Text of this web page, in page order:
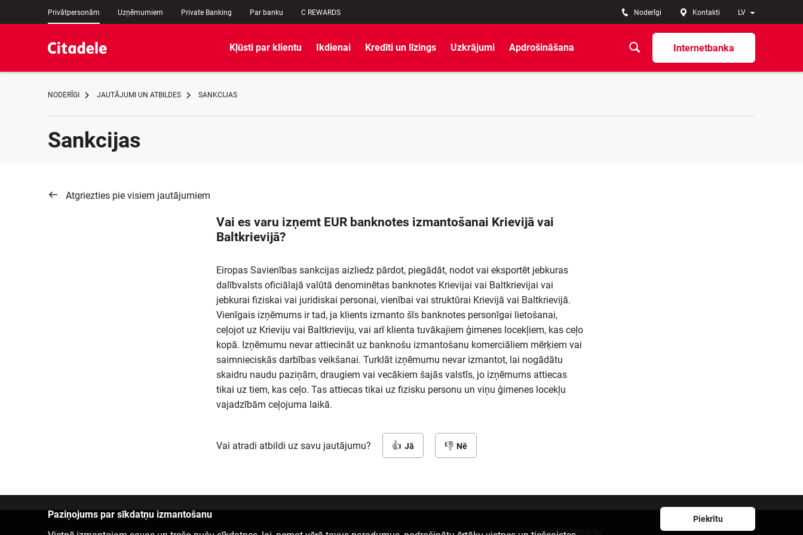
Privātpersonām Uzņēmumiem Private Banking Par banku C REWARDS LV
Noderīgi Kontakti
Internetbanka
Kļūsti par klientu Ikdienai Kredīti un līzings Uzkrājumi Apdrošināšana
NODERĪGI JAUTĀJUMI UN ATBILDES SANKCIJAS
Sankcijas
Atgriezties pie visiem jautājumiem
Vai es varu izņemt EUR banknotes izmantošanai Krievijā vai
Baltkrievijā?
Eiropas Savienības sankcijas aizliedz pārdot, piegādāt, nodot vai eksportēt jebkuras
dalībvalsts oficiālajā valūtā denominētas banknotes Krievijai vai Baltkrievijai vai
jebkurai fiziskai vai juridiskai personai, vienībai vai struktūrai Krievijā vai Baltkrievijā.
Vienīgais izņēmums ir tad, ja klients izmanto šīs banknotes personīgai lietošanai,
ceļojot uz Krieviju vai Baltkrieviju, vai arī klienta tuvākajiem ģimenes locekļiem, kas ceļo
kopā. Izņēmumu nevar attiecināt uz banknošu izmantošanu komerciāliem mērķiem vai
saimnieciskās darbības veikšanai. Turklāt izņēmumu nevar izmantot, lai nogādātu
skaidru naudu paziņām, draugiem vai vecākiem šajās valstīs, jo izņēmums attiecas
tikai uz tiem, kas ceļo. Tas attiecas tikai uz fizisku personu un viņu ģimenes locekļu
vajadzībām ceļojuma laikā.
Vai atradi atbildi uz savu jautājumu? Jā Nē
Paziņojums par sīkdatņu izmantošanu
Piekrītu
Sazinies ar mums Mēs sociālajos tīklos Lejupielādēt aplikāciju